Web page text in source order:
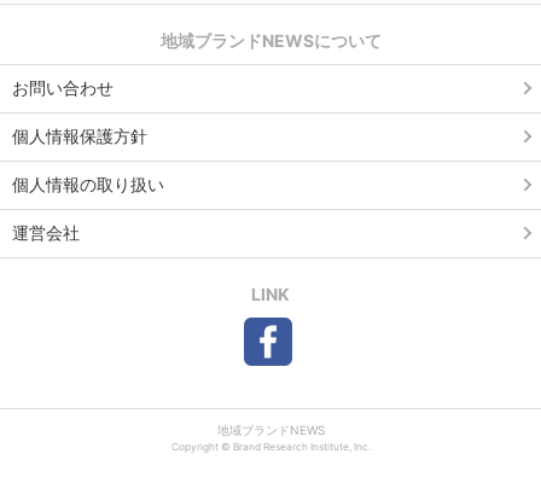
地域ブランドNEWSについて
お問い合わせ
個人情報保護方針
個人情報の取り扱い
運営会社
LINK
地域ブランドNEWS
Copyright © Brand Research Institute, Inc.